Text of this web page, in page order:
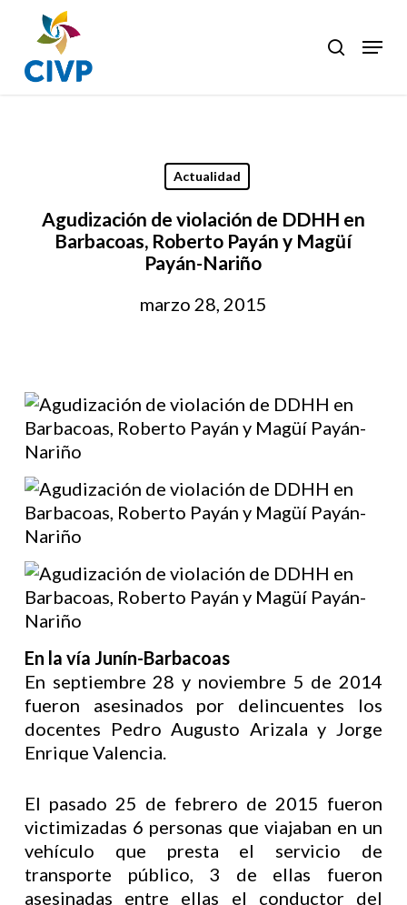
main
content
search
Menu
Actualidad
Agudización de violación de DDHH en
Barbacoas, Roberto Payán y Magüí
Payán-Nariño
marzo 28, 2015
En la vía Junín-Barbacoas
En septiembre 28 y noviembre 5 de 2014
fueron asesinados por delincuentes los
docentes Pedro Augusto Arizala y Jorge
Enrique Valencia.
El pasado 25 de febrero de 2015 fueron
victimizadas 6 personas que viajaban en un
vehículo que presta el servicio de
transporte público, 3 de ellas fueron
asesinadas entre ellas el conductor del
Close